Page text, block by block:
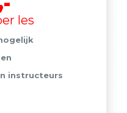
les
instructeurs